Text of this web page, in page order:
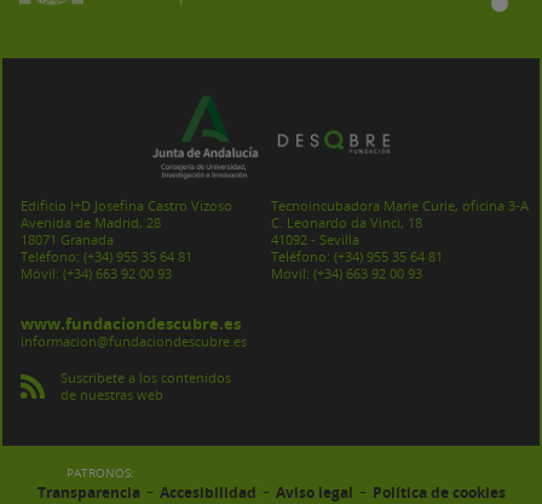
Edificio I+D Josefina Castro Vizoso
Avenida de Madrid, 28
18071 Granada
Teléfono: (+34) 955 35 64 81
Móvil: (+34) 663 92 00 93
Tecnoincubadora Marie Curie, oficina 3-A
C. Leonardo da Vinci, 18
41092 - Sevilla
Teléfono: (+34) 955 35 64 81
Móvil: (+34) 663 92 00 93
www.fundaciondescubre.es
informacion@fundaciondescubre.es
Suscríbete a los contenidos
de nuestras web
PATRONOS:
Transparencia - Accesibilidad - Aviso legal - Política de cookies